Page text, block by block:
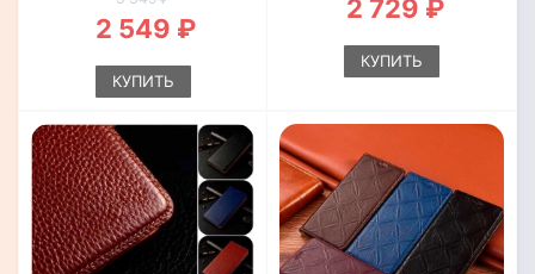
2 549 ₽
КУПИТЬ
2 729 ₽
КУПИТЬ